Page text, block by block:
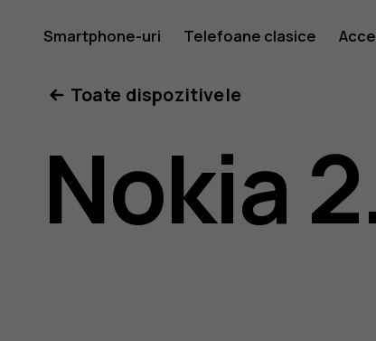
Ghid
de
utilizare
Smartphone-uri Telefoane clasice
Toate dispozitivele
Nokia